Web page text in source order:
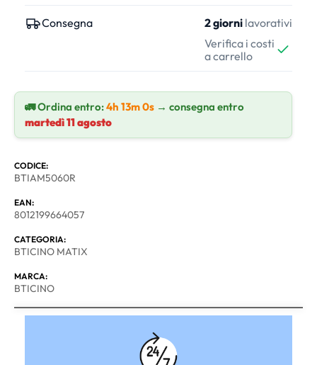
Consegna 2 giorni lavorativi
Verifica i costi
a carrello
🚛 Ordina entro:4h 12m 59s→ consegna entro
martedì 11 agosto
CODICE:
BTIAM5060R
EAN:
8012199664057
CATEGORIA:
BTICINO MATIX
MARCA:
BTICINO